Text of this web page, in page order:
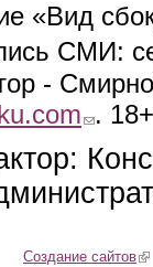
«Вид
СМИ:
-
(link sends e-
. 18+
Создание сайтов